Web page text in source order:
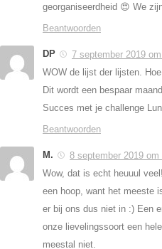
georganiseerdheid 😍 We
Beantwoorden
DP
7 september 2019
WOW de lijst der lijsten.
Dit wordt een bespaar
Succes met je challenge
Beantwoorden
M.
8 september 2019 om
Wow, dat is echt heuuul
een hoop, want het meeste
er bij ons dus niet in :) Een
onze lievelingssoort een
meestal niet.